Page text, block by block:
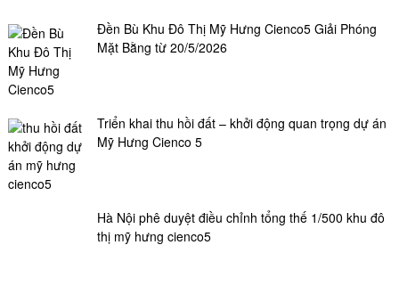
Đền Bù Khu Đô Thị Mỹ Hưng Cienco5 Giải Phóng
Mặt Bằng từ 20/5/2026
Triển khai thu hồi đất – khởi động quan trọng dự án
Mỹ Hưng Cienco 5
Hà Nội phê duyệt điều chỉnh tổng thế 1/500 khu đô
thị mỹ hưng cienco5